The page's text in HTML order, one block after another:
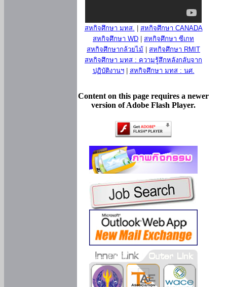
สหกิจศึกษา มทส.
สหกิจศึกษา CANADA
สหกิจศึกษา WD
สหกิจศึกษา ซีเกท
สหกิจศึกษากล้วยไม้
สหกิจศึกษา RMIT
สหกิจศึกษา มทส : ความรู้สึกหลังกลับจาก
ปฏิบัติงานฯ| สหกิจศึกษา มทส : นศ.
Content on this page requires a newer
version of Adobe Flash Player.